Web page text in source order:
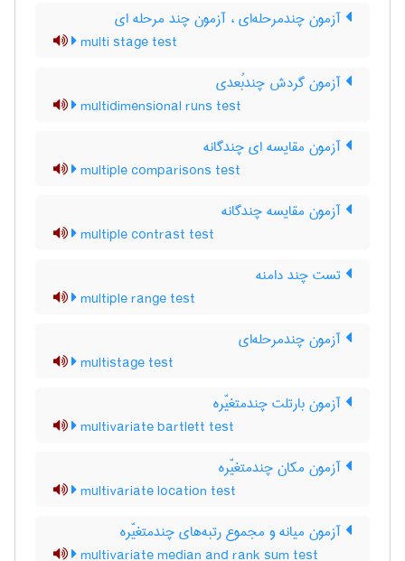
آزمون چندمرحله‌ای ، آزمون چند مرحله ای
multi stage test
آزمون گردش چندبُعدی
multidimensional runs test
آزمون مقایسه ای چندگانه
multiple comparisons test
آزمون مقایسه چندگانه
multiple contrast test
تست چند دامنه
multiple range test
آزمون چندمرحله‌ای
multistage test
آزمون بارتلت چندمتغیّره
multivariate bartlett test
آزمون مکان چندمتغیّره
multivariate location test
آزمون میانه و مجموع رتبه‌های چندمتغیّره
multivariate median and rank sum test